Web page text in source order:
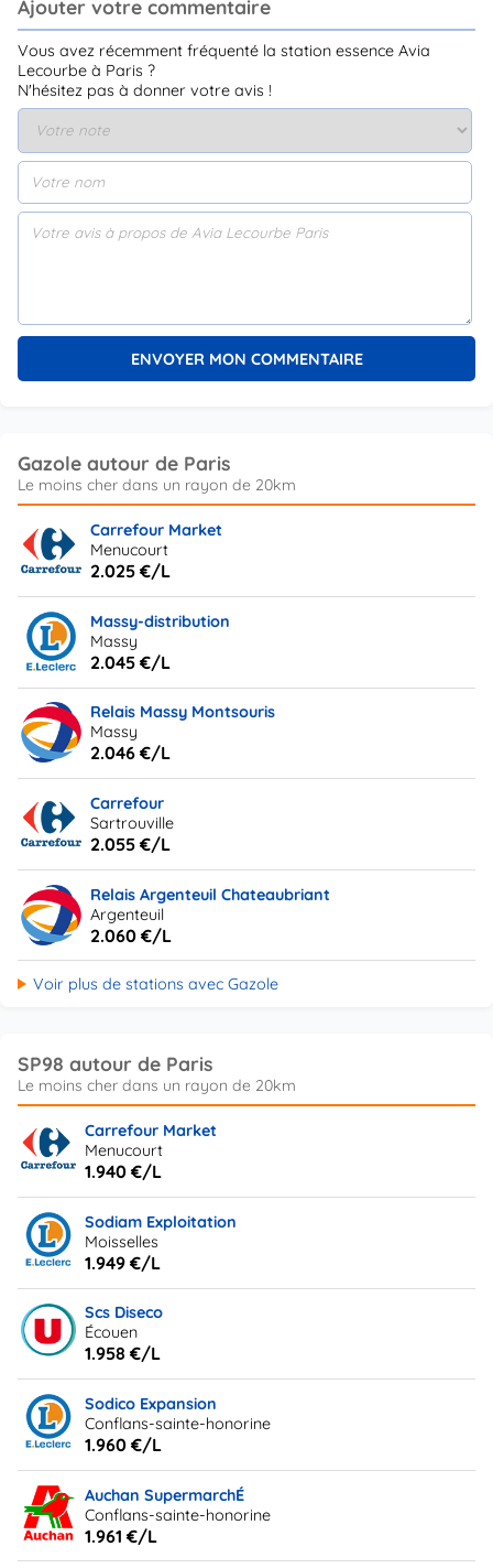
Ajouter votre commentaire
Vous avez récemment fréquenté la station essence Avia
Lecourbe à Paris ?
N'hésitez pas à donner votre avis !
Gazole autour de Paris
Carrefour Market
Menucourt
2.025 €/L
Massy-distribution
Massy
2.045 €/L
Relais Massy Montsouris
Massy
2.046 €/L
Carrefour
Sartrouville
2.055 €/L
Relais Argenteuil Chateaubriant
Argenteuil
2.060 €/L
Voir plus de stations avec Gazole
SP98 autour de Paris
Carrefour Market
Menucourt
1.940 €/L
Sodiam Exploitation
Moisselles
1.949 €/L
Scs Diseco
Écouen
1.958 €/L
Sodico Expansion
Conflans-sainte-honorine
1.960 €/L
Auchan SupermarchÉ
Conflans-sainte-honorine
1.961 €/L